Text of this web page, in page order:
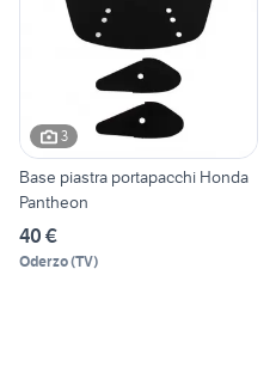
3
Base piastra portapacchi Honda
Pantheon
40 €
Oderzo(TV)